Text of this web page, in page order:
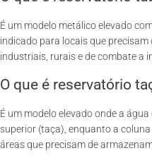
É um modelo metálico elevado
indicado para locais que
industriais, rurais e de combate a
O que é reservatório
É um modelo elevado onde a
superior (taça), enquanto a
áreas que precisam de